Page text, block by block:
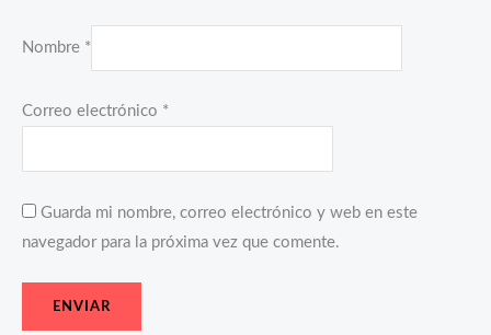
Nombre *
Correo electrónico *
Guarda mi nombre, correo electrónico y web en este
navegador para la próxima vez que comente.